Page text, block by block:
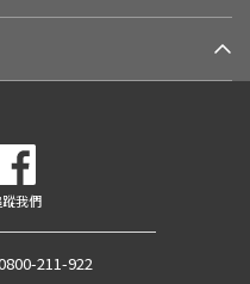
我們
211-922